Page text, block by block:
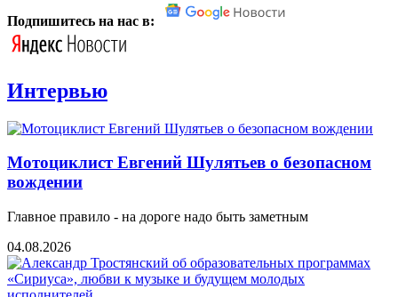
Подпишитесь на нас в:
Интервью
Мотоциклист Евгений Шулятьев о безопасном
вождении
Главное правило - на дороге надо быть заметным
04.08.2026